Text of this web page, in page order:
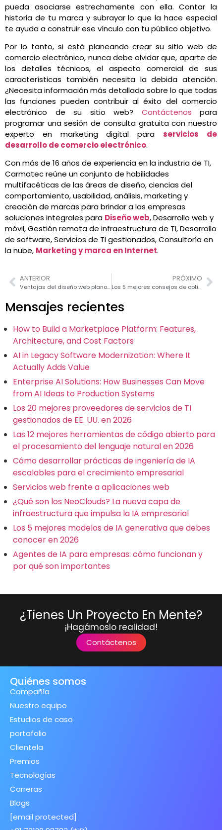
pueda asociarse estrechamente con ella. Contar la
historia de tu marca y subrayar lo que la hace especial
te ayuda a construir ese vínculo con tu público objetivo.
Por lo tanto, si está planeando crear su sitio web de
comercio electrónico, nunca debe olvidar que, aparte de
los detalles técnicos, el aspecto comercial de sus
características también necesita la debida atención.
¿Necesita información más detallada sobre lo que todas
las funciones pueden contribuir al éxito del comercio
electrónico de su sitio web? Contáctenos para
programar una sesión de consulta gratuita con nuestro
experto en marketing digital paraservicios de
desarrollo de comercio electrónico.
Con más de 16 años de experiencia en la industria de TI,
Carmatec reúne un conjunto de habilidades
multifacéticas de las áreas de diseño, ciencias del
comportamiento, usabilidad, análisis, marketing y
creación de marcas para brindar a las empresas
soluciones integrales para Diseño web, Desarrollo web y
móvil, Gestión remota de infraestructura de TI, Desarrollo
de software, Servicios de TI gestionados, Consultoría en
la nube, Marketing y marca en Internet.
ANTERIOR
Ventajas del diseño web plano contemporáneo
PRÓXIMO
Los 5 mejores consejos de optimización de tiendas de comercio electrónico para ganar clientes
Mensajes recientes
How to Build a Marketplace Platform: Features,
Architecture, and Cost Factors
AI in Legacy Software Modernization: Where It
Actually Adds Value
Enterprise AI Solutions: How Businesses Can Move
from AI Ideas to Production Systems
Los 20 mejores proveedores de servicios de TI
gestionados de EE. UU. en 2026
Las 12 mejores herramientas de código abierto para
el procesamiento del lenguaje natural en 2026
Cómo desarrollar prácticas de ingeniería de IA
escalables para el crecimiento empresarial
Servicios web frente a aplicaciones web
¿Qué son los NeoClouds? La nueva capa de
infraestructura que impulsa la IA empresarial
Los 5 mejores modelos de IA generativa que debes
conocer en 2026
Agentes de IA para empresas: cómo funcionan y
por qué son importantes
¿Tienes Un Proyecto En Mente?
¡Hagámoslo realidad!
Contáctenos
Quiénes somos
Compañía
Nuestro equipo
Estudios de caso
portafolio
Clientela
Premios
Tecnologías
Carreras
Blogs
[email protected]